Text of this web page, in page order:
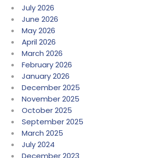
July 2026
June 2026
May 2026
April 2026
March 2026
February 2026
January 2026
December 2025
November 2025
October 2025
September 2025
March 2025
July 2024
December 2023